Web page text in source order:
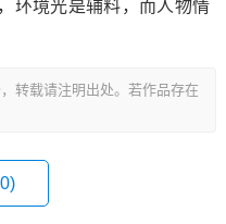
环境光是辅料，而人物情
转载请注明出处。若作品存在
0)